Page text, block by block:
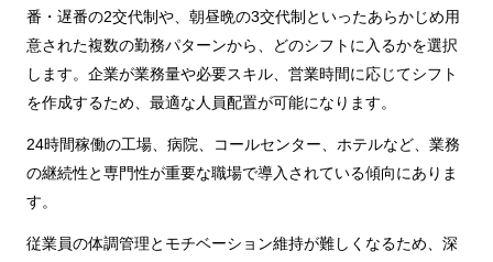
番・遅番の2交代制や、朝昼晩の3交代制といったあらかじめ用
意された複数の勤務パターンから、どのシフトに入るかを選択
します。企業が業務量や必要スキル、営業時間に応じてシフト
を作成するため、最適な人員配置が可能になります。
24時間稼働の工場、病院、コールセンター、ホテルなど、業務
の継続性と専門性が重要な職場で導入されている傾向にありま
す。
従業員の体調管理とモチベーション維持が難しくなるため、深